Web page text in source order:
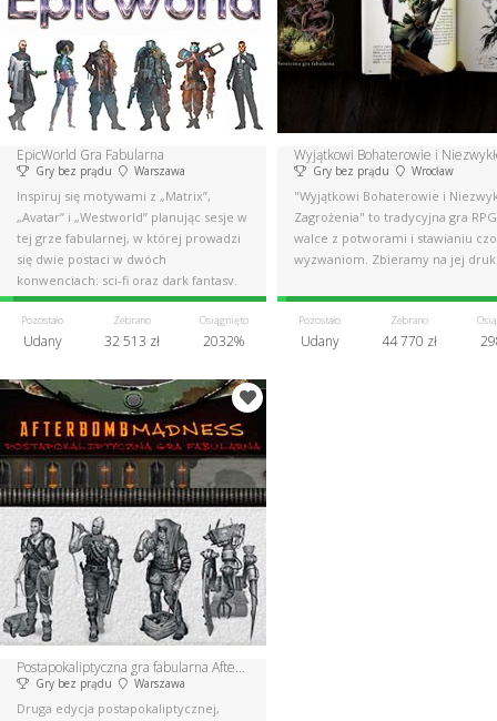
EpicWorld Gra Fabularna
Gry bez prądu Warszawa
Inspiruj się motywami z „Matrix”,
„Avatar” i „Westworld” planując sesje w
tej grze fabularnej, w której prowadzi
się dwie postaci w dwóch
konwencjach: sci-fi oraz dark fantasy.
Pozostało
Udany
Zebrano
32 513 zł
Osiągnięto
2032%
Gry bez prądu Wrocław
"Wyjątkowi Bohaterowie i
Zagrożenia" to tradycyjna gra
walce z potworami i stawianiu
wyzwaniom. Zbieramy na jej
Pozostało
Udany
Zebrano
44 770 zł
Postapokaliptyczna gra fabularna Afterbomb Madness 2.0
Gry bez prądu Warszawa
Druga edycja postapokaliptycznej,